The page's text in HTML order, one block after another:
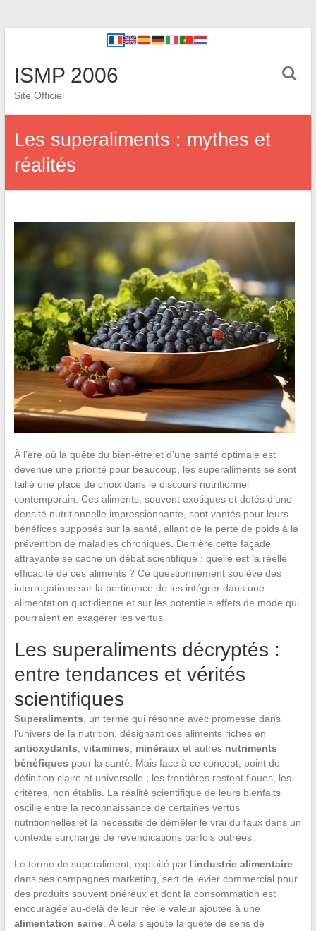
ISMP 2006
Site Officiel
Les superaliments : mythes et
réalités
À l’ère où la quête du bien-être et d’une santé optimale est
devenue une priorité pour beaucoup, les superaliments se sont
taillé une place de choix dans le discours nutritionnel
contemporain. Ces aliments, souvent exotiques et dotés d’une
densité nutritionnelle impressionnante, sont vantés pour leurs
bénéfices supposés sur la santé, allant de la perte de poids à la
prévention de maladies chroniques. Derrière cette façade
attrayante se cache un débat scientifique : quelle est la réelle
efficacité de ces aliments ? Ce questionnement soulève des
interrogations sur la pertinence de les intégrer dans une
alimentation quotidienne et sur les potentiels effets de mode qui
pourraient en exagérer les vertus.
Les superaliments décryptés :
entre tendances et vérités
scientifiques
Superaliments , un terme qui résonne avec promesse dans
l’univers de la nutrition, désignant ces aliments riches en
antioxydants vitamines minérauxet autres nutriments
bénéfiques pour la santé. Mais face à ce concept, point de
définition claire et universelle ; les frontières restent floues, les
critères, non établis. La réalité scientifique de leurs bienfaits
oscille entre la reconnaissance de certaines vertus
nutritionnelles et la nécessité de démêler le vrai du faux dans un
contexte surchargé de revendications parfois outrées.
Le terme de superaliment, exploité par l’industrie alimentaire
dans ses campagnes marketing, sert de levier commercial pour
des produits souvent onéreux et dont la consommation est
encouragée au-delà de leur réelle valeur ajoutée à une
alimentation saine. À cela s’ajoute la quête de sens de